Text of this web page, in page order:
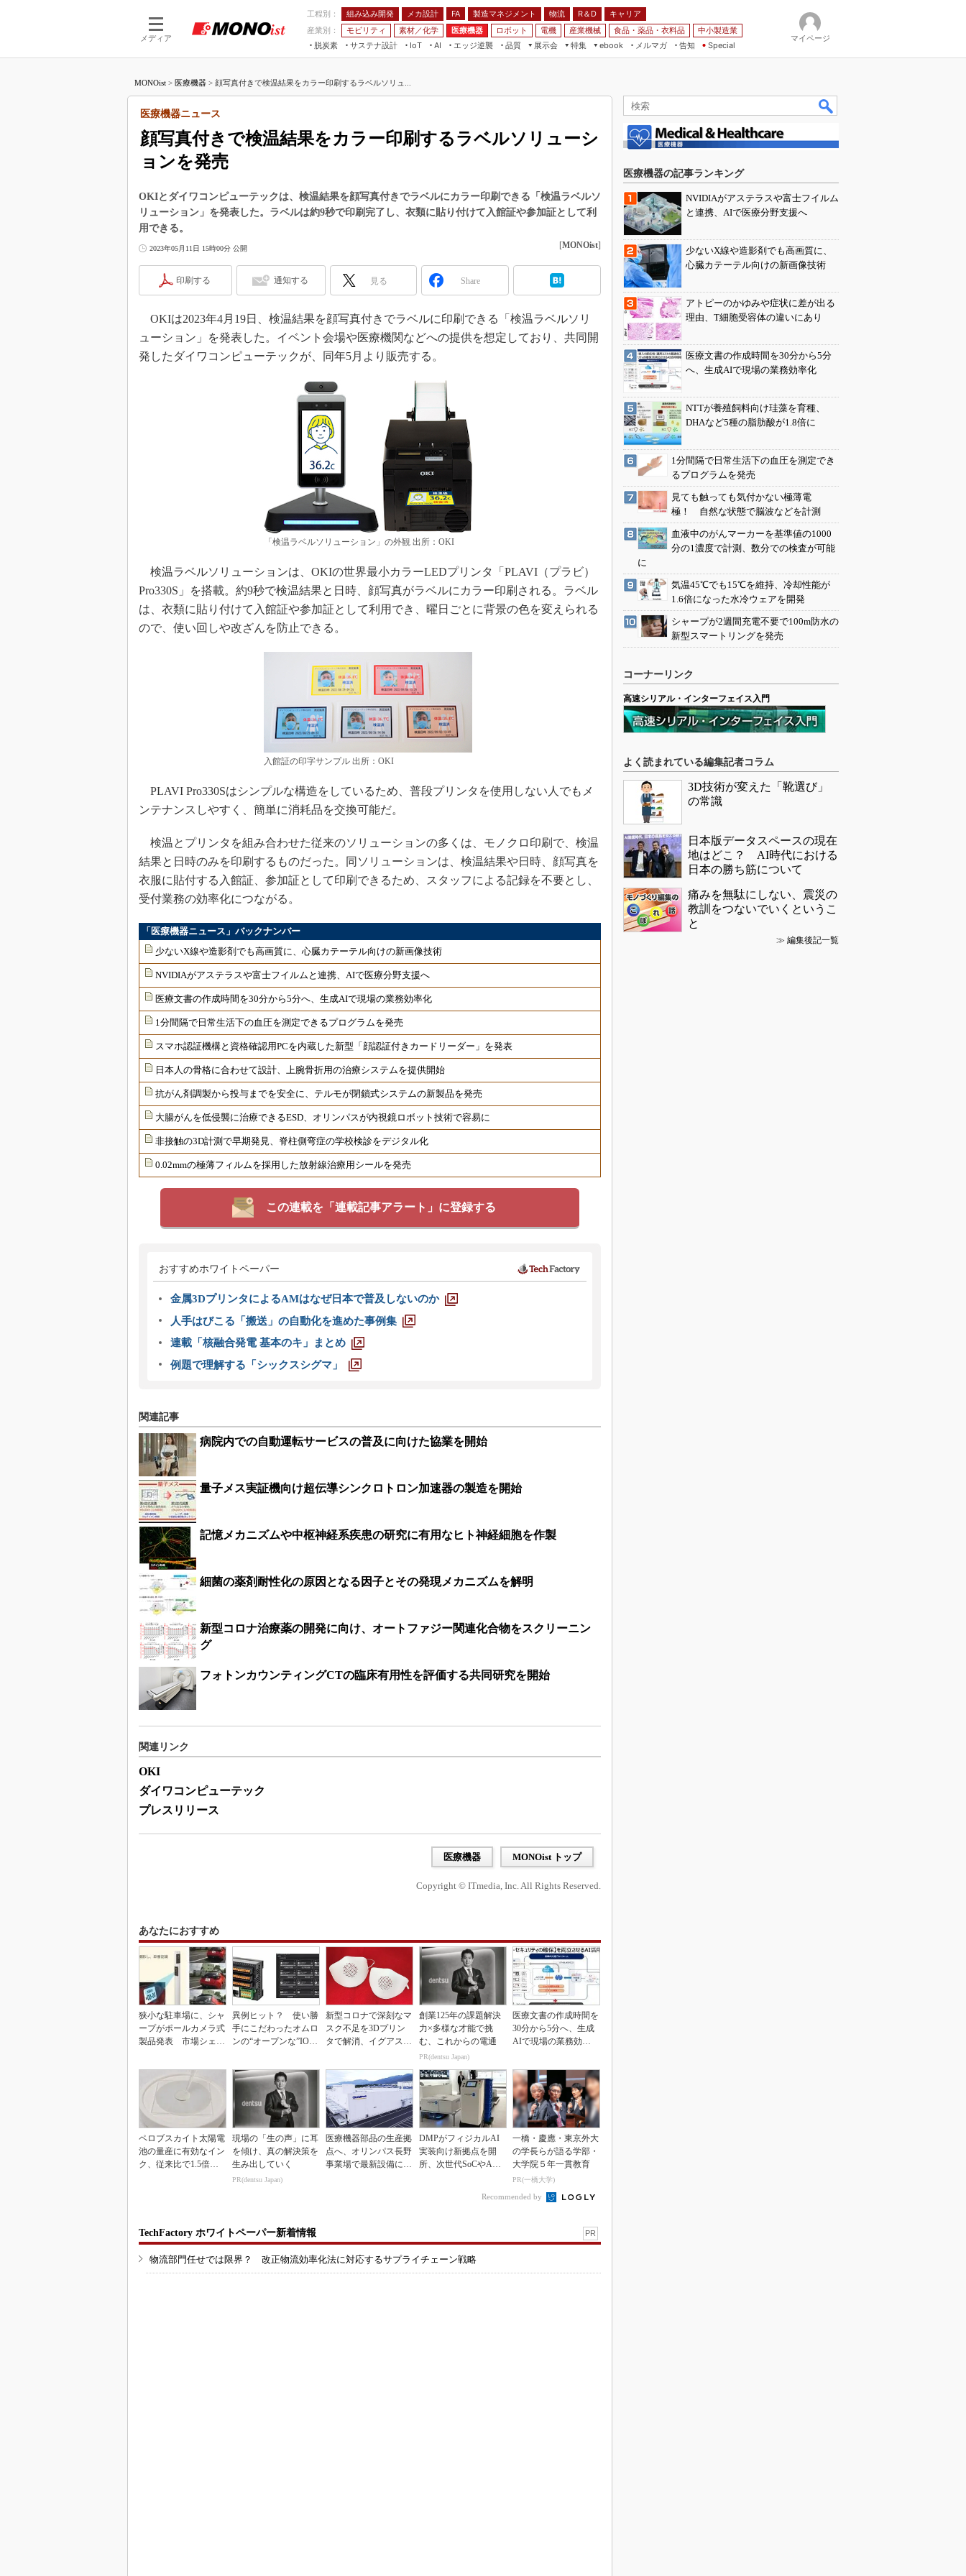
メディア
工程別： 組み込み開発 メカ設計 FA 製造マネジメント 物流 R＆D
キャリア
産業別：
モビリティ 素材／化学 医療機器 ロボット 電機 産業機械 食品・薬品・衣料品
中小製造業
脱炭素
サステナ設計
IoT
つながる工場
AI
AI×設備保全
エッジ逆襲 品質
展示会
JIMTOF
IIFES
TECHNO-FRONTIER
EdgeTech+
日本ものづくりワールド
AUTOMOTIVE WORLD
産業オープンネット展
特集
フィールドサービス
組み込み画像技術
組み込みモデリング
ISO26262
3Dプリンタ
インダストリー4.0
イノベーション
製造業ビッグデータ
メイドインジャパン
植物工場
知財マネジメント
海外生産
グローバル設計・開発
制御セキュリティ
新型コロナへの対応
ebook
メルマガ
告知 Special
マイページ
MONOist > 医療機器 > 顔写真付きで検温結果をカラー印刷するラベルソリュ...
顔写真付きで検温結果をカラー印刷するラベルソリューシ
ョンを発売
医療機器ニュース
OKIとダイワコンピューテックは、検温結果を顔写真付きでラベルにカラー印刷できる「検温ラベルソ
リューション」を発表した。ラベルは約9秒で印刷完了し、衣類に貼り付けて入館証や参加証として利
用できる。
2023年05月11日 15時00分 公開 [MONOist]
印刷する 通知する 見る Share
OKIは2023年4月19日、検温結果を顔写真付きでラベルに印刷できる「検温ラベルソリ
ューション」を発表した。イベント会場や医療機関などへの提供を想定しており、共同開
発したダイワコンピューテックが、同年5月より販売する。
「検温ラベルソリューション」の外観 出所：OKI
検温ラベルソリューションは、OKIの世界最小カラーLEDプリンタ「PLAVI（プラビ）
Pro330S」を搭載。約9秒で検温結果と日時、顔写真がラベルにカラー印刷される。ラベル
は、衣類に貼り付けて入館証や参加証として利用でき、曜日ごとに背景の色を変えられる
ので、使い回しや改ざんを防止できる。
入館証の印字サンプル 出所：OKI
PLAVI Pro330Sはシンプルな構造をしているため、普段プリンタを使用しない人でもメ
ンテナンスしやすく、簡単に消耗品を交換可能だ。
検温とプリンタを組み合わせた従来のソリューションの多くは、モノクロ印刷で、検温
結果と日時のみを印刷するものだった。同ソリューションは、検温結果や日時、顔写真を
衣服に貼付する入館証、参加証として印刷できるため、スタッフによる記録を不要とし、
受付業務の効率化につながる。
「医療機器ニュース」バックナンバー
少ないX線や造影剤でも高画質に、心臓カテーテル向けの新画像技術
NVIDIAがアステラスや富士フイルムと連携、AIで医療分野支援へ
医療文書の作成時間を30分から5分へ、生成AIで現場の業務効率化
1分間隔で日常生活下の血圧を測定できるプログラムを発売
スマホ認証機構と資格確認用PCを内蔵した新型「顔認証付きカードリーダー」を発表
日本人の骨格に合わせて設計、上腕骨折用の治療システムを提供開始
抗がん剤調製から投与までを安全に、テルモが閉鎖式システムの新製品を発売
大腸がんを低侵襲に治療できるESD、オリンパスが内視鏡ロボット技術で容易に
非接触の3D計測で早期発見、脊柱側弯症の学校検診をデジタル化
0.02mmの極薄フィルムを採用した放射線治療用シールを発売
この連載を「連載記事アラート」に登録する
おすすめホワイトペーパー
金属3DプリンタによるAMはなぜ日本で普及しないのか
人手はびこる「搬送」の自動化を進めた事例集
連載「核融合発電 基本のキ」まとめ
例題で理解する「シックスシグマ」
関連記事
病院内での自動運転サービスの普及に向けた協業を開始
量子メス実証機向け超伝導シンクロトロン加速器の製造を開始
記憶メカニズムや中枢神経系疾患の研究に有用なヒト神経細胞を作製
細菌の薬剤耐性化の原因となる因子とその発現メカニズムを解明
新型コロナ治療薬の開発に向け、オートファジー関連化合物をスクリーニン
グ
フォトンカウンティングCTの臨床有用性を評価する共同研究を開始
関連リンク
OKI
ダイワコンピューテック
プレスリリース
医療機器 MONOist トップ
Copyright © ITmedia, Inc. All Rights Reserved.
あなたにおすすめ
狭小な駐車場に、シャ
ープがポールカメラ式
製品発表 市場シェア
異例ヒット？ 使い勝
手にこだわったオムロ
ンの“オープンな”IO-L
新型コロナで深刻なマ
スク不足を3Dプリン
タで解消、イグアスが
創業125年の課題解決
力×多様な才能で挑
む、これからの電通
PR(dentsu Japan)
医療文書の作成時間を
30分から5分へ、生成
AIで現場の業務効率
ペロブスカイト太陽電
池の量産に有効なイン
ク、従来比で1.5倍の
現場の「生の声」に耳
を傾け、真の解決策を
生み出していく
PR(dentsu Japan)
医療機器部品の生産拠
点へ、オリンパス長野
事業場で最新設備に機
DMPがフィジカルAI
実装向け新拠点を開
所、次世代SoCやAM
一橋・慶應・東京外大
の学長らが語る学部・
大学院５年一貫教育
PR(一橋大学)
Recommended by
TechFactory ホワイトペーパー新着情報 PR
物流部門任せでは限界？ 改正物流効率化法に対応するサプライチェーン戦略
医療機器の記事ランキング
NVIDIAがアステラスや富士フイルム
と連携、AIで医療分野支援へ
少ないX線や造影剤でも高画質に、
心臓カテーテル向けの新画像技術
アトピーのかゆみや症状に差が出る
理由、T細胞受容体の違いにあり
医療文書の作成時間を30分から5分
へ、生成AIで現場の業務効率化
NTTが養殖飼料向け珪藻を育種、
DHAなど5種の脂肪酸が1.8倍に
1分間隔で日常生活下の血圧を測定でき
るプログラムを発売
見ても触っても気付かない極薄電
極！ 自然な状態で脳波などを計測
血液中のがんマーカーを基準値の1000
分の1濃度で計測、数分での検査が可能
に
気温45℃でも15℃を維持、冷却性能が
1.6倍になった水冷ウェアを開発
シャープが2週間充電不要で100m防水の
新型スマートリングを発売
コーナーリンク
高速シリアル・インターフェイス入門
よく読まれている編集記者コラム
3D技術が変えた「靴選び」
の常識
日本版データスペースの現在
地はどこ？ AI時代における
日本の勝ち筋について
痛みを無駄にしない、震災の
教訓をつないでいくというこ
と
≫ 編集後記一覧